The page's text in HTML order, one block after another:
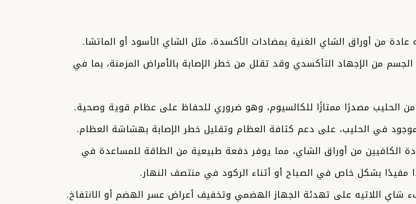
عادة من أوراق الشاي الغنية بمضادات الأكسدة، مثل الشاي الأسود أو الماتشا.
من الإجهاد التأكسدي وقد تقلل من خطر الإصابة بالأمراض المزمنة، بما في
من الحليب مصدرًا ممتازًا للكالسيوم، وهو ضروري للحفاظ على عظام قوية وصحية.
في الحليب، على دعم كثافة العظام وتقليل خطر الإصابة بهشاشة العظام.
الكافيين من أوراق الشاي، مما يوفر دفعة طبيعية من الطاقة للمساعدة في
مفيدًا بشكل خاص في الصباح أو أثناء الركود في منتصف النهار.
شاي اللاتيه على تهدئة الجهاز الهضمي وتخفيف أعراض عسر الهضم أو الانتفاخ.